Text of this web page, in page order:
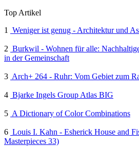
Top Artikel
1
Weniger ist genug - Architektur und
2 Burkwil - Wohnen für alle:
in der Gemeinschaft
3 Arch+ 264 - Ruhr: Vom Gebiet zum
4 Bjarke Ingels Group Atlas BIG
5 A Dictionary of Color Combinations
6 Louis I. Kahn - Esherick House and
Masterpieces 33)